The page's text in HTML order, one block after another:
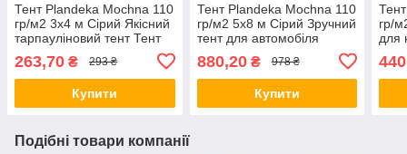
Тент Plandeka Мосhnа 110
гр/м2 3х4 м Сірий Якісний
тарпауліновий тент Тент
господарства
263,70 ₴ 293 ₴
Купити
Тент Plandeka Мосhnа 110
гр/м2 5х8 м Сірий Зручний
тент для автомобіля
мотоцикла
880,20₴ 978 ₴
Купити
гр/
для
Подібні товари компанії